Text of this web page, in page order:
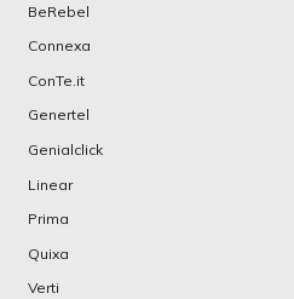
BeRebel
Connexa
ConTe.it
Genertel
Genialclick
Linear
Prima
Quixa
Verti